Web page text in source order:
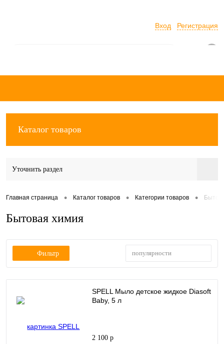
Вход Регистрация
Каталог товаров
Уточнить раздел
Главная страница • Каталог товаров • Категории товаров •
Бытовая химия
Фильтр популярности
SPELL Мыло детское жидкое Diasoft
Baby, 5 л
2 100 р